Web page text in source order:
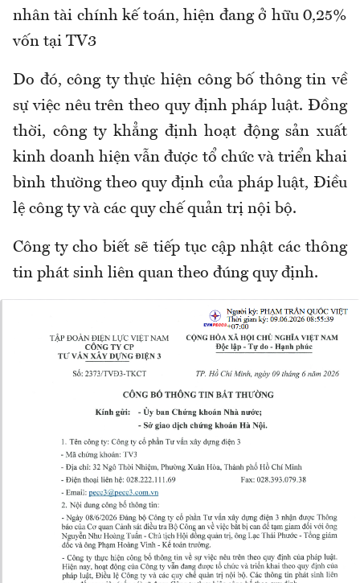
nhân tài chính kế toán, hiện đang ở hữu 0,25%
vốn tại TV3
Do đó, công ty thực hiện công bố thông tin về
sự việc nêu trên theo quy định pháp luật. Đồng
thời, công ty khẳng định hoạt động sản xuất
kinh doanh hiện vẫn được tổ chức và triển khai
bình thường theo quy định của pháp luật, Điều
lệ công ty và các quy chế quản trị nội bộ.
Công ty cho biết sẽ tiếp tục cập nhật các thông
tin phát sinh liên quan theo đúng quy định.